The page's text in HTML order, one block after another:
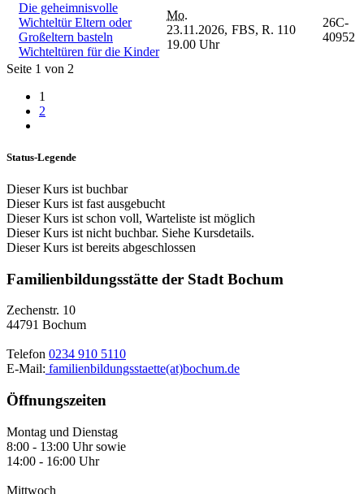
Die geheimnisvolle
Wichteltür Eltern oder
Großeltern basteln
Wichteltüren für die Kinder
Mo.
23.11.2026,
19.00 Uhr
FBS, R. 110
26C-
40952
Seite 1 von 2
1
2
Status-Legende
Dieser Kurs ist buchbar
Dieser Kurs ist fast ausgebucht
Dieser Kurs ist schon voll, Warteliste ist möglich
Dieser Kurs ist nicht buchbar. Siehe Kursdetails.
Dieser Kurs ist bereits abgeschlossen
Familienbildungsstätte der Stadt Bochum
Zechenstr. 10
44791 Bochum
Telefon 0234 910 5110
E-Mail: familienbildungsstaette(at)bochum.de
Öffnungszeiten
Montag und Dienstag
8:00 - 13:00 Uhr sowie
14:00 - 16:00 Uhr
Mittwoch